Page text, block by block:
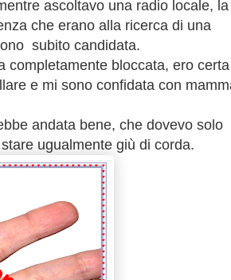
ascoltavo una radio locale, la
che erano alla ricerca di una
subito candidata.
completamente bloccata, ero
e mi sono confidata con
andata bene, che dovevo solo
ugualmente giù di corda.